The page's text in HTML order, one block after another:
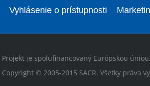
Vyhlásenie o prístupnosti
Projekt je spolufinancovaný Európskou úniou.
Copyright © 2005-2015 SACR. Všetky práva